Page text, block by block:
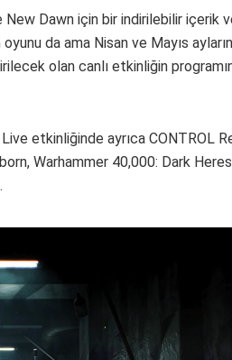
New Dawn için bir indirilebilir içerik
da ama Nisan ve Mayıs
olan canlı etkinliğin
etkinliğinde ayrıca CONTROL
Warhammer 40,000: Dark